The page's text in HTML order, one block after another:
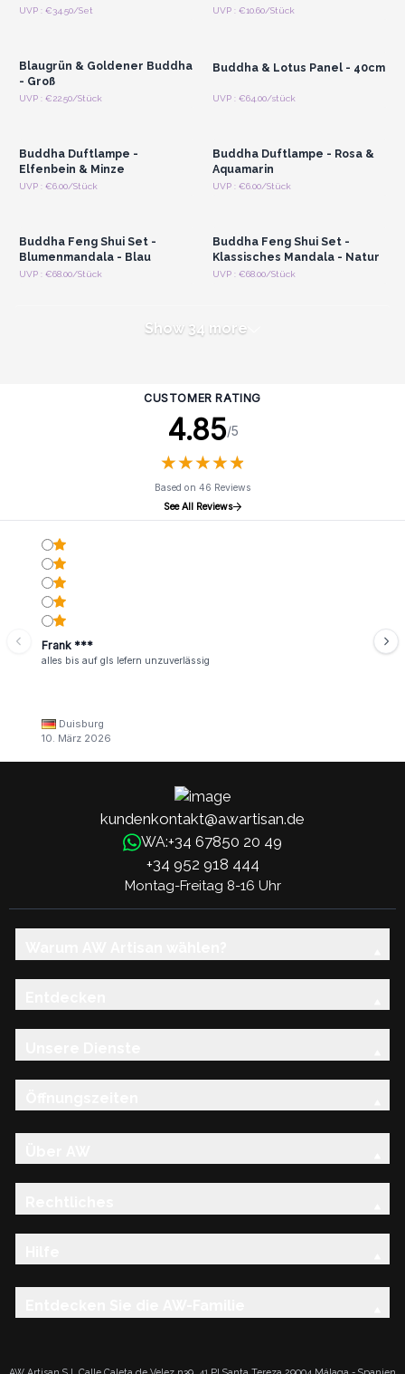
UVP : €34.50/Set UVP : €10.60/Stück
Anmelden oder
Blaugrün & Goldener Buddha
- Groß
UVP : €22.50/Stück
Anmelden oder
Buddha & Lotus Panel - 40cm
UVP : €64.00/stück
Anmelden oder
Buddha Duftlampe -
Elfenbein & Minze
UVP : €6.00/Stück
Anmelden oder
Buddha Duftlampe - Rosa &
Aquamarin
UVP : €6.00/Stück
Anmelden oder
Buddha Feng Shui Set -
Blumenmandala - Blau
UVP : €68.00/Stück
Anmelden oder
Buddha Feng Shui Set -
Klassisches Mandala - Natur
UVP : €68.00/Stück
Show 34 more
CUSTOMER RATING
4.85/5
★★★★★
★★★★★
Based on 46 Reviews
See All Reviews
Frank ***
alles bis auf gls lefern unzuverlässig
Duisburg
10. März 2026
kundenkontakt@awartisan.de
WA:+34 67850 20 49
+34 952 918 444
Montag-Freitag 8-16 Uhr